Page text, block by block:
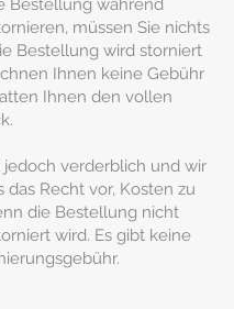
Bestellung während
müssen Sie nichts
Bestellung wird storniert
Ihnen keine Gebühr
Ihnen den vollen
jedoch verderblich und wir
das Recht vor, Kosten zu
die Bestellung nicht
wird. Es gibt keine